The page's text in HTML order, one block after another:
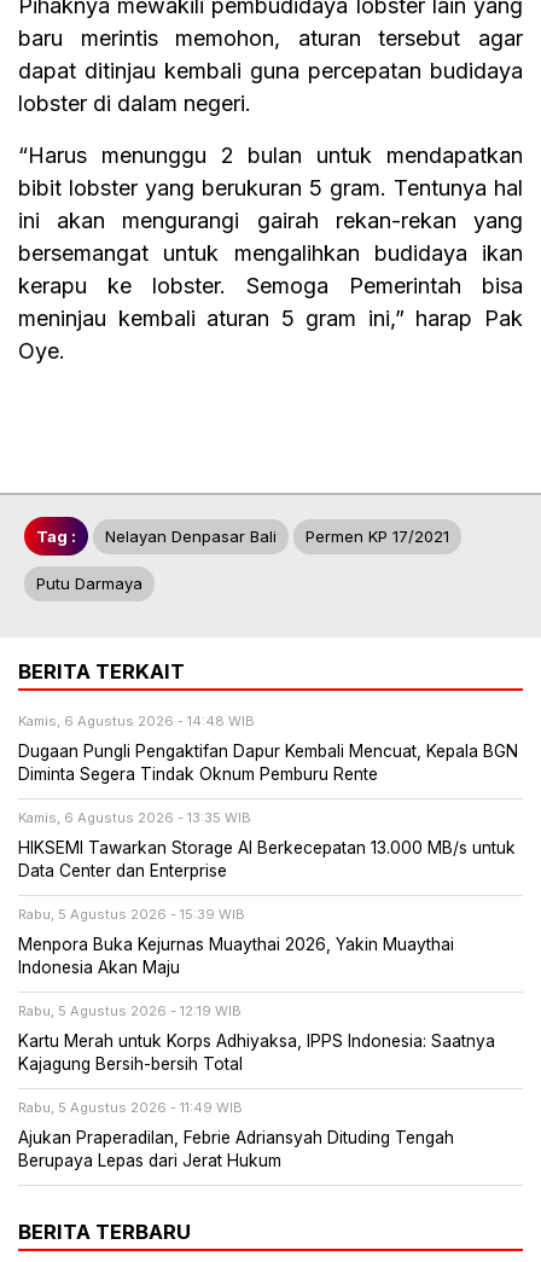
Pihaknya mewakili pembudidaya lobster lain yang
baru merintis memohon, aturan tersebut agar
dapat ditinjau kembali guna percepatan budidaya
lobster di dalam negeri.
“Harus menunggu 2 bulan untuk mendapatkan
bibit lobster yang berukuran 5 gram. Tentunya hal
ini akan mengurangi gairah rekan-rekan yang
bersemangat untuk mengalihkan budidaya ikan
kerapu ke lobster. Semoga Pemerintah bisa
meninjau kembali aturan 5 gram ini,” harap Pak
Oye.
Tag : Nelayan Denpasar Bali Permen KP 17/2021
Putu Darmaya
BERITA TERKAIT
Kamis, 6 Agustus 2026 - 14:48 WIB
Dugaan Pungli Pengaktifan Dapur Kembali Mencuat, Kepala BGN
Diminta Segera Tindak Oknum Pemburu Rente
Kamis, 6 Agustus 2026 - 13:35 WIB
HIKSEMI Tawarkan Storage AI Berkecepatan 13.000 MB/s untuk
Data Center dan Enterprise
Rabu, 5 Agustus 2026 - 15:39 WIB
Menpora Buka Kejurnas Muaythai 2026, Yakin Muaythai
Indonesia Akan Maju
Rabu, 5 Agustus 2026 - 12:19 WIB
Kartu Merah untuk Korps Adhiyaksa, IPPS Indonesia: Saatnya
Kajagung Bersih-bersih Total
Rabu, 5 Agustus 2026 - 11:49 WIB
Ajukan Praperadilan, Febrie Adriansyah Dituding Tengah
Berupaya Lepas dari Jerat Hukum
BERITA TERBARU